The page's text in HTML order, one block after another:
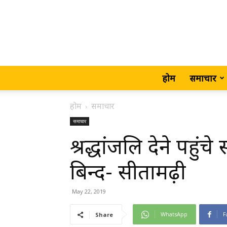
होम समाचार
होम समाचार
समाचार
श्रद्धांजलि देने पहुंचे
बिन्द- सीतामढ़ी
May 22, 2019
Share WhatsApp